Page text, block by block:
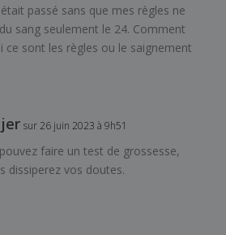
passé sans que mes règles ne
sang seulement le 24. Comment
ce sont les règles ou le saignement
sur 26 juin 2023 à 9h51
faire un test de grossesse,
dissiperez vos doutes.